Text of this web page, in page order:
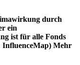
durch
ein
ist für alle Fonds
InfluenceMap) Mehr